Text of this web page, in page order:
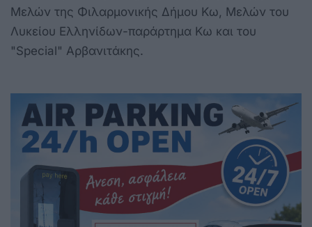
Μελών της Φιλαρμονικής Δήμου Κω, Μελών του
Λυκείου Ελληνίδων-παράρτημα Κω και του
"Special" Αρβανιτάκης.